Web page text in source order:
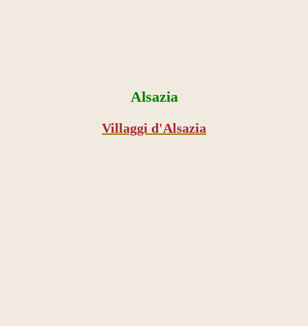
Alsazia
Villaggi d'Alsazia